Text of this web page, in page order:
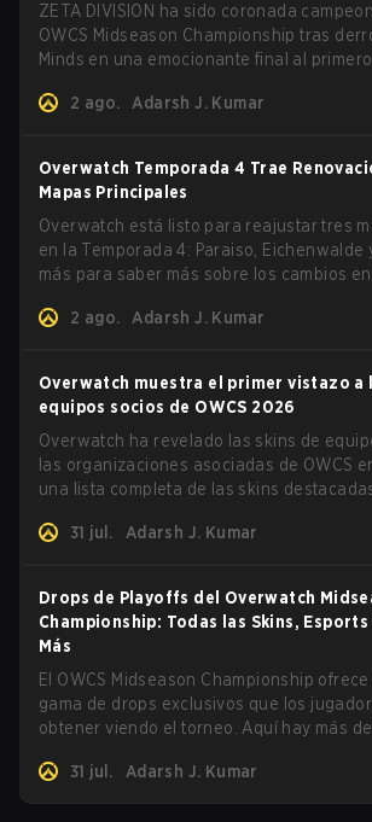
ZETA DIVISION ha sido coronada
OWCS Midseason Championship tras
Minds en una emocionante final al
2 ago. Adarsh J. Kumar
Overwatch Temporada 4 Trae
Mapas Principales
Overwatch está listo para reajustar tres
en la Temporada 4: Paraiso, Eichenwalde
más para saber más sobre los cambios en
2 ago. Adarsh J. Kumar
Overwatch muestra el primer vistazo a
equipos socios de OWCS 2026
Overwatch ha revelado las skins de
las organizaciones asociadas de OWCS
una lista completa de las skins
31 jul.
Adarsh J. Kumar
Drops de Playoffs del Overwatch
Championship: Todas las Skins,
Más
El OWCS Midseason Championship
gama de drops exclusivos que los
obtener viendo el torneo. Aquí hay más
31 jul. Adarsh J. Kumar